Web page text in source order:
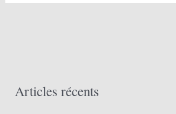
Articles récents